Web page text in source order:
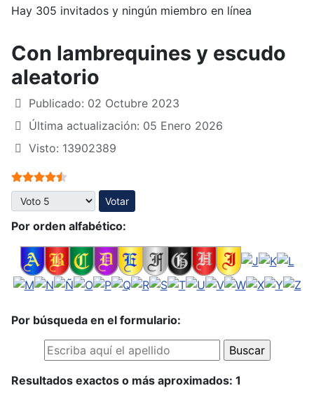
Hay 305 invitados y ningún miembro en línea
Con lambrequines y escudo
aleatorio
Publicado: 02 Octubre 2023
Última actualización: 05 Enero 2026
Visto: 13902389
Ratio:4.5/
Por favor, vote
Por orden alfabético:
Por búsqueda en el formulario:
Resultados exactos o más aproximados: 1